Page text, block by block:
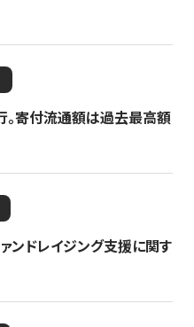
。寄付流通額は過去最高額
ンドレイジング支援に関す